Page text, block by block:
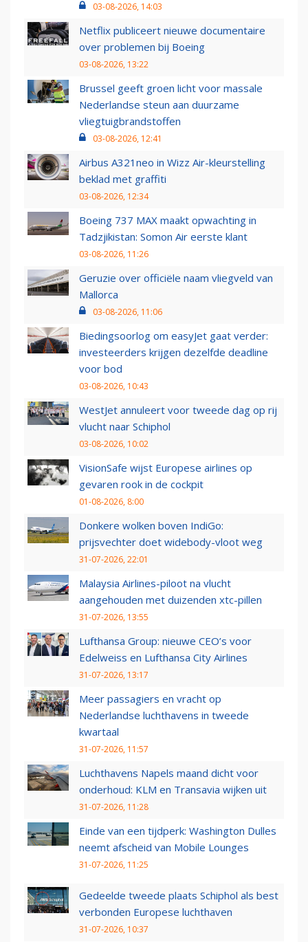
03-08-2026, 14:03
Netflix publiceert nieuwe documentaire
over problemen bij Boeing
03-08-2026, 13:22
Brussel geeft groen licht voor massale
Nederlandse steun aan duurzame
vliegtuigbrandstoffen
03-08-2026, 12:41
Airbus A321neo in Wizz Air-kleurstelling
beklad met graffiti
03-08-2026, 12:34
Boeing 737 MAX maakt opwachting in
Tadzjikistan: Somon Air eerste klant
03-08-2026, 11:26
Geruzie over officiële naam vliegveld van
Mallorca
03-08-2026, 11:06
Biedingsoorlog om easyJet gaat verder:
investeerders krijgen dezelfde deadline
voor bod
03-08-2026, 10:43
WestJet annuleert voor tweede dag op rij
vlucht naar Schiphol
03-08-2026, 10:02
VisionSafe wijst Europese airlines op
gevaren rook in de cockpit
01-08-2026, 8:00
Donkere wolken boven IndiGo:
prijsvechter doet widebody-vloot weg
31-07-2026, 22:01
Malaysia Airlines-piloot na vlucht
aangehouden met duizenden xtc-pillen
31-07-2026, 13:55
Lufthansa Group: nieuwe CEO’s voor
Edelweiss en Lufthansa City Airlines
31-07-2026, 13:17
Meer passagiers en vracht op
Nederlandse luchthavens in tweede
kwartaal
31-07-2026, 11:57
Luchthavens Napels maand dicht voor
onderhoud: KLM en Transavia wijken uit
31-07-2026, 11:28
Einde van een tijdperk: Washington Dulles
neemt afscheid van Mobile Lounges
31-07-2026, 11:25
Gedeelde tweede plaats Schiphol als best
verbonden Europese luchthaven
31-07-2026, 10:37